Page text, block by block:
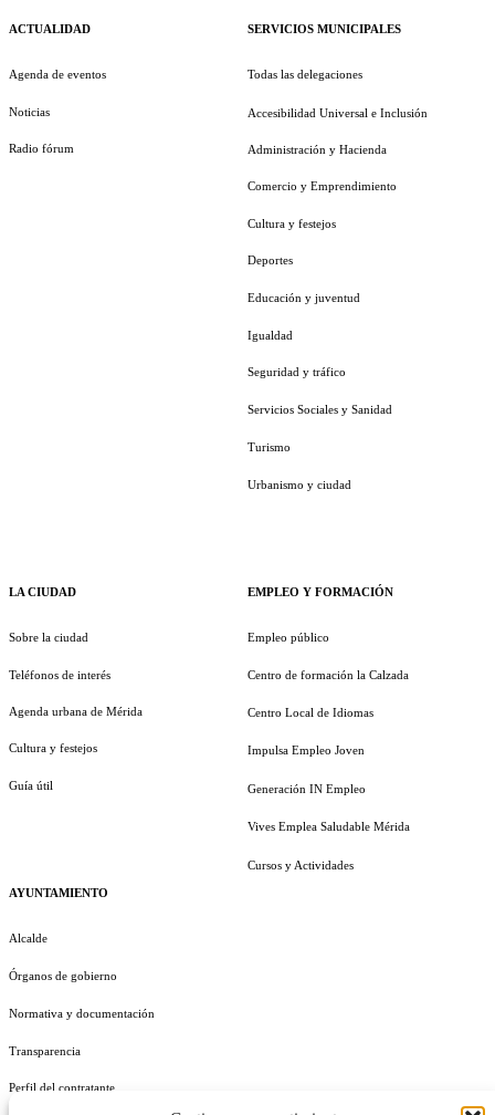
ACTUALIDAD
Agenda de eventos
Noticias
Radio fórum
LA CIUDAD
Sobre la ciudad
Teléfonos de interés
Agenda urbana de Mérida
Cultura y festejos
Guía útil
AYUNTAMIENTO
Alcalde
Órganos de gobierno
Normativa y documentación
Transparencia
Perfil del contratante
SERVICIOS MUNICIPALES
Todas las delegaciones
Accesibilidad Universal e Inclusión
Administración y Hacienda
Comercio y Emprendimiento
Cultura y festejos
Deportes
Educación y juventud
Igualdad
Seguridad y tráfico
Servicios Sociales y Sanidad
Turismo
Urbanismo y ciudad
EMPLEO Y FORMACIÓN
Empleo público
Centro de formación la Calzada
Centro Local de Idiomas
Impulsa Empleo Joven
Generación IN Empleo
Vives Emplea Saludable Mérida
Cursos y Actividades